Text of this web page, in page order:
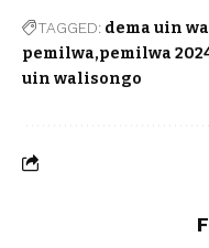
TAGGED: dema uin
pemilwa pemilwa
uin walisongo